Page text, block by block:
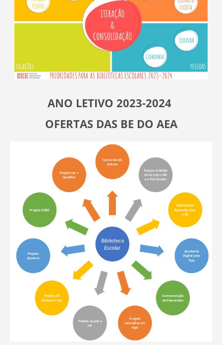
ANO LETIVO 2023-2024
OFERTAS DAS BE DO AEA